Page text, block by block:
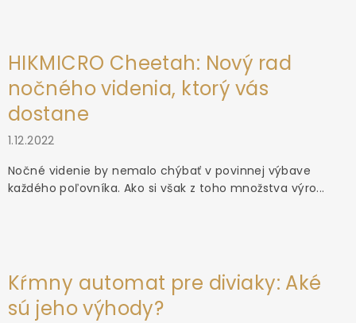
HIKMICRO Cheetah: Nový rad
nočného videnia, ktorý vás
dostane
1.12.2022
Nočné videnie by nemalo chýbať v povinnej výbave
každého poľovníka. Ako si však z toho množstva výro...
Kŕmny automat pre diviaky: Aké
sú jeho výhody?